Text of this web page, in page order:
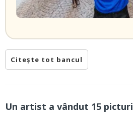
Citește tot bancul
Un artist a vândut 15 picturi